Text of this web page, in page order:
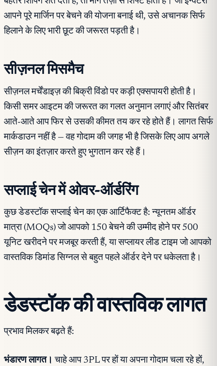
आपने पूरे मार्जिन पर बेचने की योजना बनाई थी, उसे अचानक सिर्फ
हिलाने के लिए भारी छूट की जरूरत पड़ती है।
सीज़नल मिसमैच
सीज़नल मर्चेंडाइज़ की बिक्री विंडो पर कड़ी एक्सपायरी होती है।
किसी समर आइटम की जरूरत का गलत अनुमान लगाएं और सितंबर
आते-आते आप फिर से उसकी कीमत तय कर रहे होते हैं। लागत सिर्फ
मार्कडाउन नहीं है — वह गोदाम की जगह भी है जिसके लिए आप अगले
सीज़न का इंतज़ार करते हुए भुगतान कर रहे हैं।
सप्लाई चेन में ओवर-ऑर्डरिंग
कुछ डेडस्टॉक सप्लाई चेन का एक आर्टिफैक्ट है: न्यूनतम ऑर्डर
मात्रा (MOQs) जो आपको 150 बेचने की उम्मीद होने पर 500
यूनिट खरीदने पर मजबूर करती हैं, या सप्लायर लीड टाइम जो आपको
वास्तविक डिमांड सिग्नल से बहुत पहले ऑर्डर देने पर धकेलता है।
डेडस्टॉक की वास्तविक लागत
प्रभाव मिलकर बढ़ते हैं:
भंडारण लागत। चाहे आप 3PL पर हों या अपना गोदाम चला रहे हों,